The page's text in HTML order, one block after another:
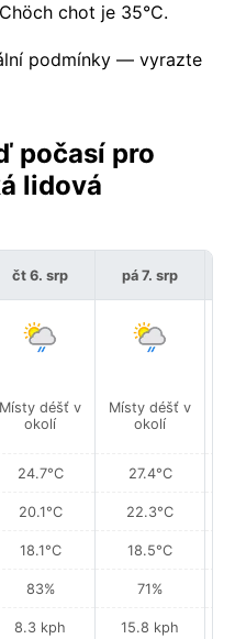
chot je 35°C.
podmínky — vyrazte
počasí pro
lidová
čt 6. srp
Místy déšť v
okolí
24.7°C
20.1°C
18.1°C
83%
8.3 kph
pá 7. srp
Místy déšť v
okolí
27.4°C
22.3°C
18.5°C
71%
15.8 kph